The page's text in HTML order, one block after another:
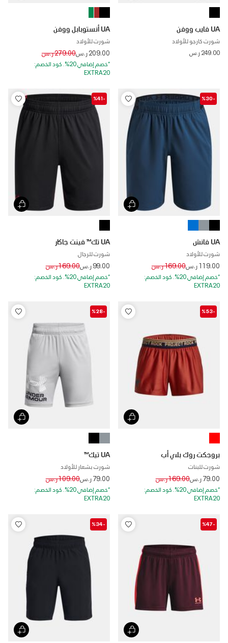
UA فايب ووفن
شورت كارجو للأولاد
249.00 ر.س
UA أنستوبابل ووفن
شورت للأولاد
209.00 ر.س Price reduced from
279.00 ر.س to
*خصم إضافي 20%. كود الخصم:
EXTRA20
-%30
UA فانش
شورت للأولاد
119.00 ر.س Price reduced from
169.00 ر.س to
*خصم إضافي 20%. كود الخصم:
EXTRA20
-%41
UA تك™ فينت جاكار
شورت للرجال
99.00 ر.س Price reduced from
169.00 ر.س to
*خصم إضافي 20%. كود الخصم:
EXTRA20
-%53
بروجكت روك بلاي أب
شورت للبنات
79.00 ر.س Price reduced from
169.00 ر.س to
*خصم إضافي 20%. كود الخصم:
EXTRA20
-%28
UA تيك™
شورت بشعار للأولاد
79.00 ر.س Price reduced from
109.00 ر.س to
*خصم إضافي 20%. كود الخصم:
EXTRA20
-%47
-%34